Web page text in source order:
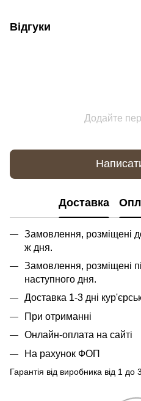
Відгуки
Додайте
Доставка
Замовлення, розміщені
ж дня.
Замовлення, розміщені
наступного дня.
Доставка 1-3 дні
При отриманні
Онлайн-оплата на сайті
На рахунок ФОП
Гарантія від виробника від 1 до 3